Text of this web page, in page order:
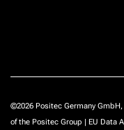
©2026 Positec Germany
of the Positec Group | EU Data